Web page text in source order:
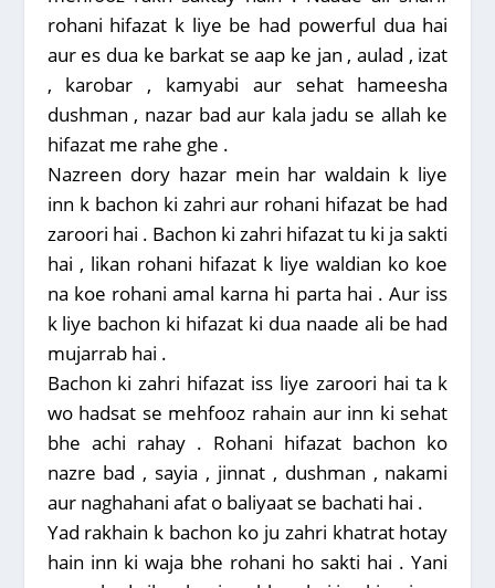
rohani hifazat k liye be had powerful dua hai
aur es dua ke barkat se aap ke jan , aulad , izat
, karobar , kamyabi aur sehat hameesha
dushman , nazar bad aur kala jadu se allah ke
hifazat me rahe ghe .
Nazreen dory hazar mein har waldain k liye
inn k bachon ki zahri aur rohani hifazat be had
zaroori hai . Bachon ki zahri hifazat tu ki ja sakti
hai , likan rohani hifazat k liye waldian ko koe
na koe rohani amal karna hi parta hai . Aur iss
k liye bachon ki hifazat ki dua naade ali be had
mujarrab hai .
Bachon ki zahri hifazat iss liye zaroori hai ta k
wo hadsat se mehfooz rahain aur inn ki sehat
bhe achi rahay . Rohani hifazat bachon ko
nazre bad , sayia , jinnat , dushman , nakami
aur naghahani afat o baliyaat se bachati hai .
Yad rakhain k bachon ko ju zahri khatrat hotay
hain inn ki waja bhe rohani ho sakti hai . Yani